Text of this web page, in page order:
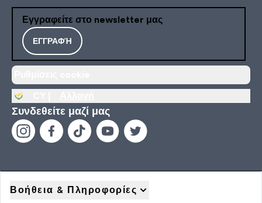
Εγγραφείτε στο newsletter μας
ΕΓΓΡΑΦΉ
Συνδεθείτε μαζί μας
Βοήθεια & Πληροφορίες